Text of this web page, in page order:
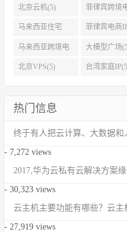
(5)
北京云机(5) 菲律宾跨境
IP(5)
马来西亚住宅
IP(5)
菲律宾电商
马来西亚跨境电
商IP(5)
大模型广场
北京VPS(5) 台湾家庭
热门信息
终于有人把云计算、大数据和
- 7,272 views
2017,华为云私有云解决方案
- 30,323 views
云主机主要功能有哪些？云主
- 27,919 views